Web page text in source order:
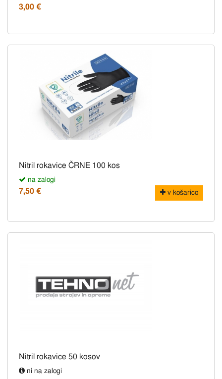
3,00 €
Nitril rokavice ČRNE 100 kos
na zalogi
7,50 € v košarico
Nitril rokavice 50 kosov
ni na zalogi